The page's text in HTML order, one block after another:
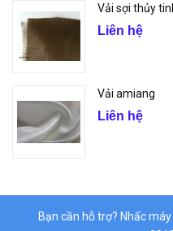
Vải sợi thủy
Liên hệ
Vải amiang
Liên hệ
Bạn cần hỗ trợ? Nhấc